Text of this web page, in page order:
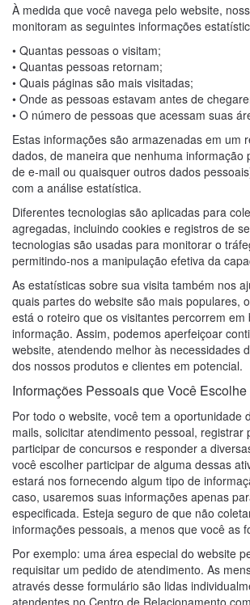
À medida que você navega pelo website,
monitoram as seguintes informações
• Quantas pessoas o visitam;
• Quantas pessoas retornam;
• Quais páginas são mais visitadas;
• Onde as pessoas estavam antes de
• O número de pessoas que acessam suas
Estas informações são armazenadas em um
dados, de maneira que nenhuma informação
de e-mail ou quaisquer outros dados
com a análise estatística.
Diferentes tecnologias são aplicadas para
agregadas, incluindo cookies e registros de
tecnologias são usadas para monitorar o
permitindo-nos a manipulação efetiva da
As estatísticas sobre sua visita também nos
quais partes do website são mais populares,
está o roteiro que os visitantes percorrem em
informação. Assim, podemos aperfeiçoar
website, atendendo melhor às necessidades
dos nossos produtos e clientes em potencial.
Informações Pessoais que Você
Por todo o website, você tem a oportunidade
mails, solicitar atendimento pessoal, registrar
participar de concursos e responder a
você escolher participar de alguma dessas
estará nos fornecendo algum tipo de
caso, usaremos suas informações apenas
especificada. Esteja seguro de que não
informações pessoais, a menos que você as
Por exemplo: uma área especial do website
requisitar um pedido de atendimento. As
através desse formulário são lidas
atendentes no Centro de Relacionamento